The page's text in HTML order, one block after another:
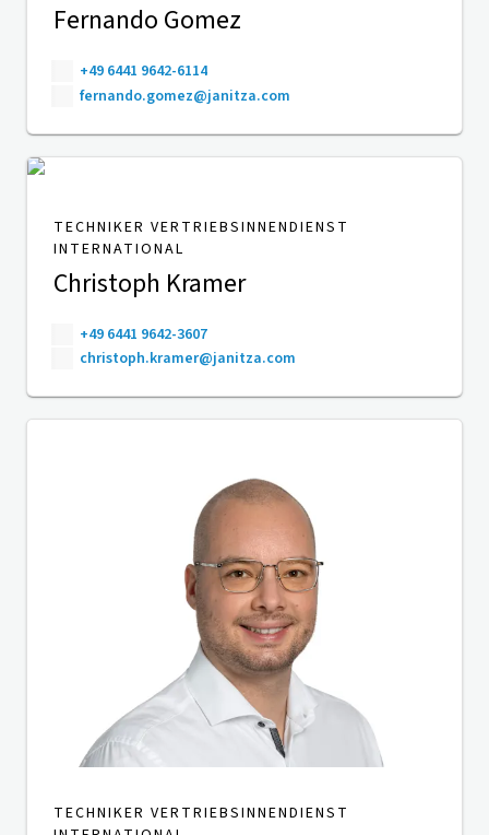
Fernando Gomez
+49 6441 9642-6114
fernando.gomez@janitza.com
TECHNIKER VERTRIEBSINNENDIENST
INTERNATIONAL
Christoph Kramer
+49 6441 9642-3607
christoph.kramer@janitza.com
TECHNIKER VERTRIEBSINNENDIENST